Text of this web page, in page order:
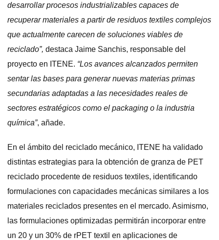
desarrollar procesos industrializables capaces de
recuperar materiales a partir de residuos textiles complejos
que actualmente carecen de soluciones viables de
reciclado”, destaca Jaime Sanchis, responsable del
proyecto en ITENE. “Los avances alcanzados permiten
sentar las bases para generar nuevas materias primas
secundarias adaptadas a las necesidades reales de
sectores estratégicos como el packaging o la industria
química”, añade.
En el ámbito del reciclado mecánico, ITENE ha validado
distintas estrategias para la obtención de granza de PET
reciclado procedente de residuos textiles, identificando
formulaciones con capacidades mecánicas similares a los
materiales reciclados presentes en el mercado. Asimismo,
las formulaciones optimizadas permitirán incorporar entre
un 20 y un 30% de rPET textil en aplicaciones de